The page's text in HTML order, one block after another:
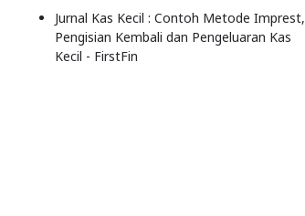
Jurnal Kas Kecil : Contoh Metode Imprest,
Pengisian Kembali dan Pengeluaran Kas
Kecil - FirstFin